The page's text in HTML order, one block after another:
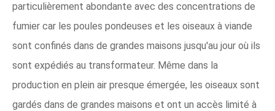
particulièrement abondante avec des concentrations de
fumier car les poules pondeuses et les oiseaux à viande
sont confinés dans de grandes maisons jusqu'au jour où ils
sont expédiés au transformateur. Même dans la
production en plein air presque émergée, les oiseaux sont
gardés dans de grandes maisons et ont un accès limité à